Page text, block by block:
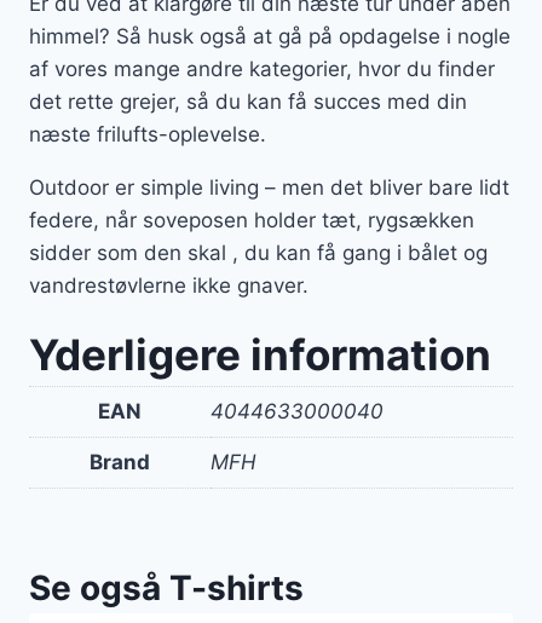
himmel? Så husk også at gå på opdagelse i nogle
af vores mange andre kategorier, hvor du finder
det rette grejer, så du kan få succes med din
næste frilufts-oplevelse.
Outdoor er simple living – men det bliver bare lidt
federe, når soveposen holder tæt, rygsækken
sidder som den skal , du kan få gang i bålet og
vandrestøvlerne ikke gnaver.
Yderligere information
EAN 4044633000040
Brand MFH
Se også T-shirts